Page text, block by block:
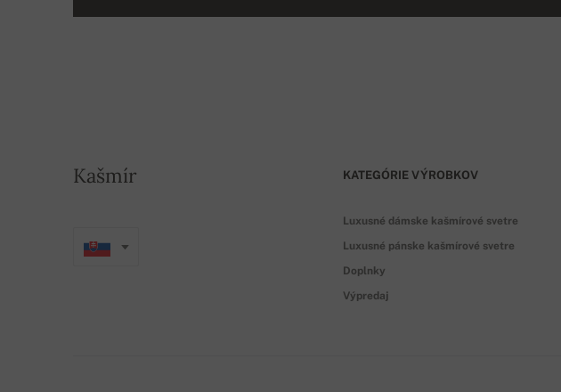
Kašmír KATEGÓRIE VÝROBKOV
Luxusné dámske kašmírové svetre
Luxusné pánske kašmírové svetre
Doplnky
Výpredaj